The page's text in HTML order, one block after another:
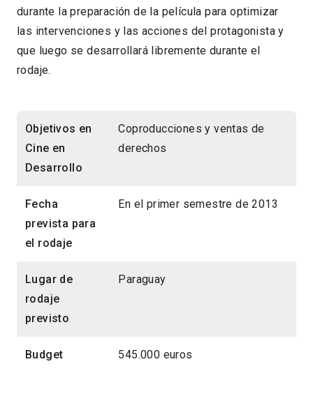
durante la preparación de la película para optimizar
las intervenciones y las acciones del protagonista y
que luego se desarrollará libremente durante el
rodaje.
Objetivos en
Cine en
Desarrollo
Coproducciones y ventas de
derechos
Fecha
prevista para
el rodaje
En el primer semestre de 2013
Lugar de
rodaje
previsto
Paraguay
Budget 545.000 euros